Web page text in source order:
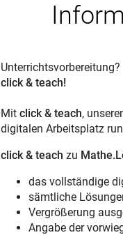
Unterrichtsvorbereitung?
click & teach!
Mit click & teach,
digitalen Arbeitsplatz
click & teach zu
das vollständige
sämtliche
Vergrößerung
Angabe der